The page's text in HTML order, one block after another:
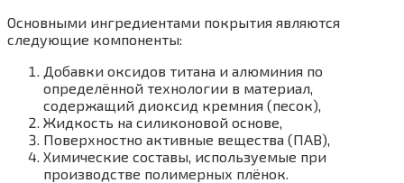
Основными ингредиентами покрытия являются
следующие компоненты:
Добавки оксидов титана и алюминия по
определённой технологии в материал,
содержащий диоксид кремния (песок),
Жидкость на силиконовой основе,
Поверхностно активные вещества (ПАВ),
Химические составы, используемые при
производстве полимерных плёнок.